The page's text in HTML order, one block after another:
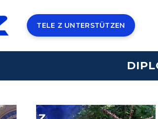
TELE Z UNTERSTÜTZEN